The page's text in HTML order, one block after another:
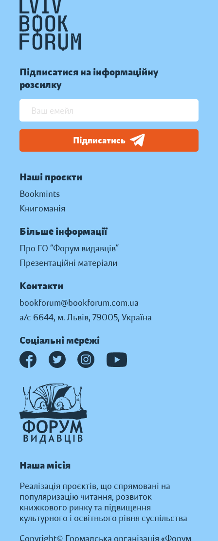
Підписатися на інформаційну
розсилку
Підписатись
Наші проєкти
Bookmints
Книгоманія
Більше інформації
Про ГО “Форум видавців”
Презентаційні матеріали
Контакти
bookforum@bookforum.com.ua
а/с 6644, м. Львів, 79005, Україна
Соціальні мережі
Наша місія
Реалізація проєктів, що спрямовані на
популяризацію читання, розвиток
книжкового ринку та підвищення
культурного і освітнього рівня суспільства
Copyright© Громадська організація «Форум